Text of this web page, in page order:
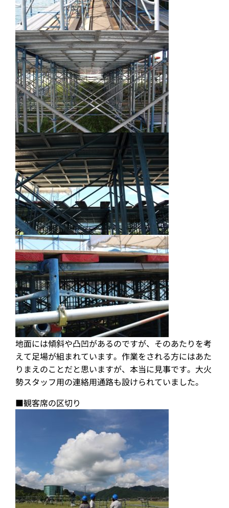
地面には傾斜や凸凹があるのですが、そのあたりを考
えて足場が組まれています。作業をされる方にはあた
りまえのことだと思いますが、本当に見事です。大火
勢スタッフ用の連絡用通路も設けられていました。
■観客席の区切り